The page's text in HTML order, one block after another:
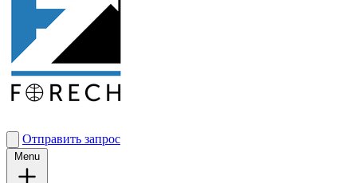
Отправить запрос